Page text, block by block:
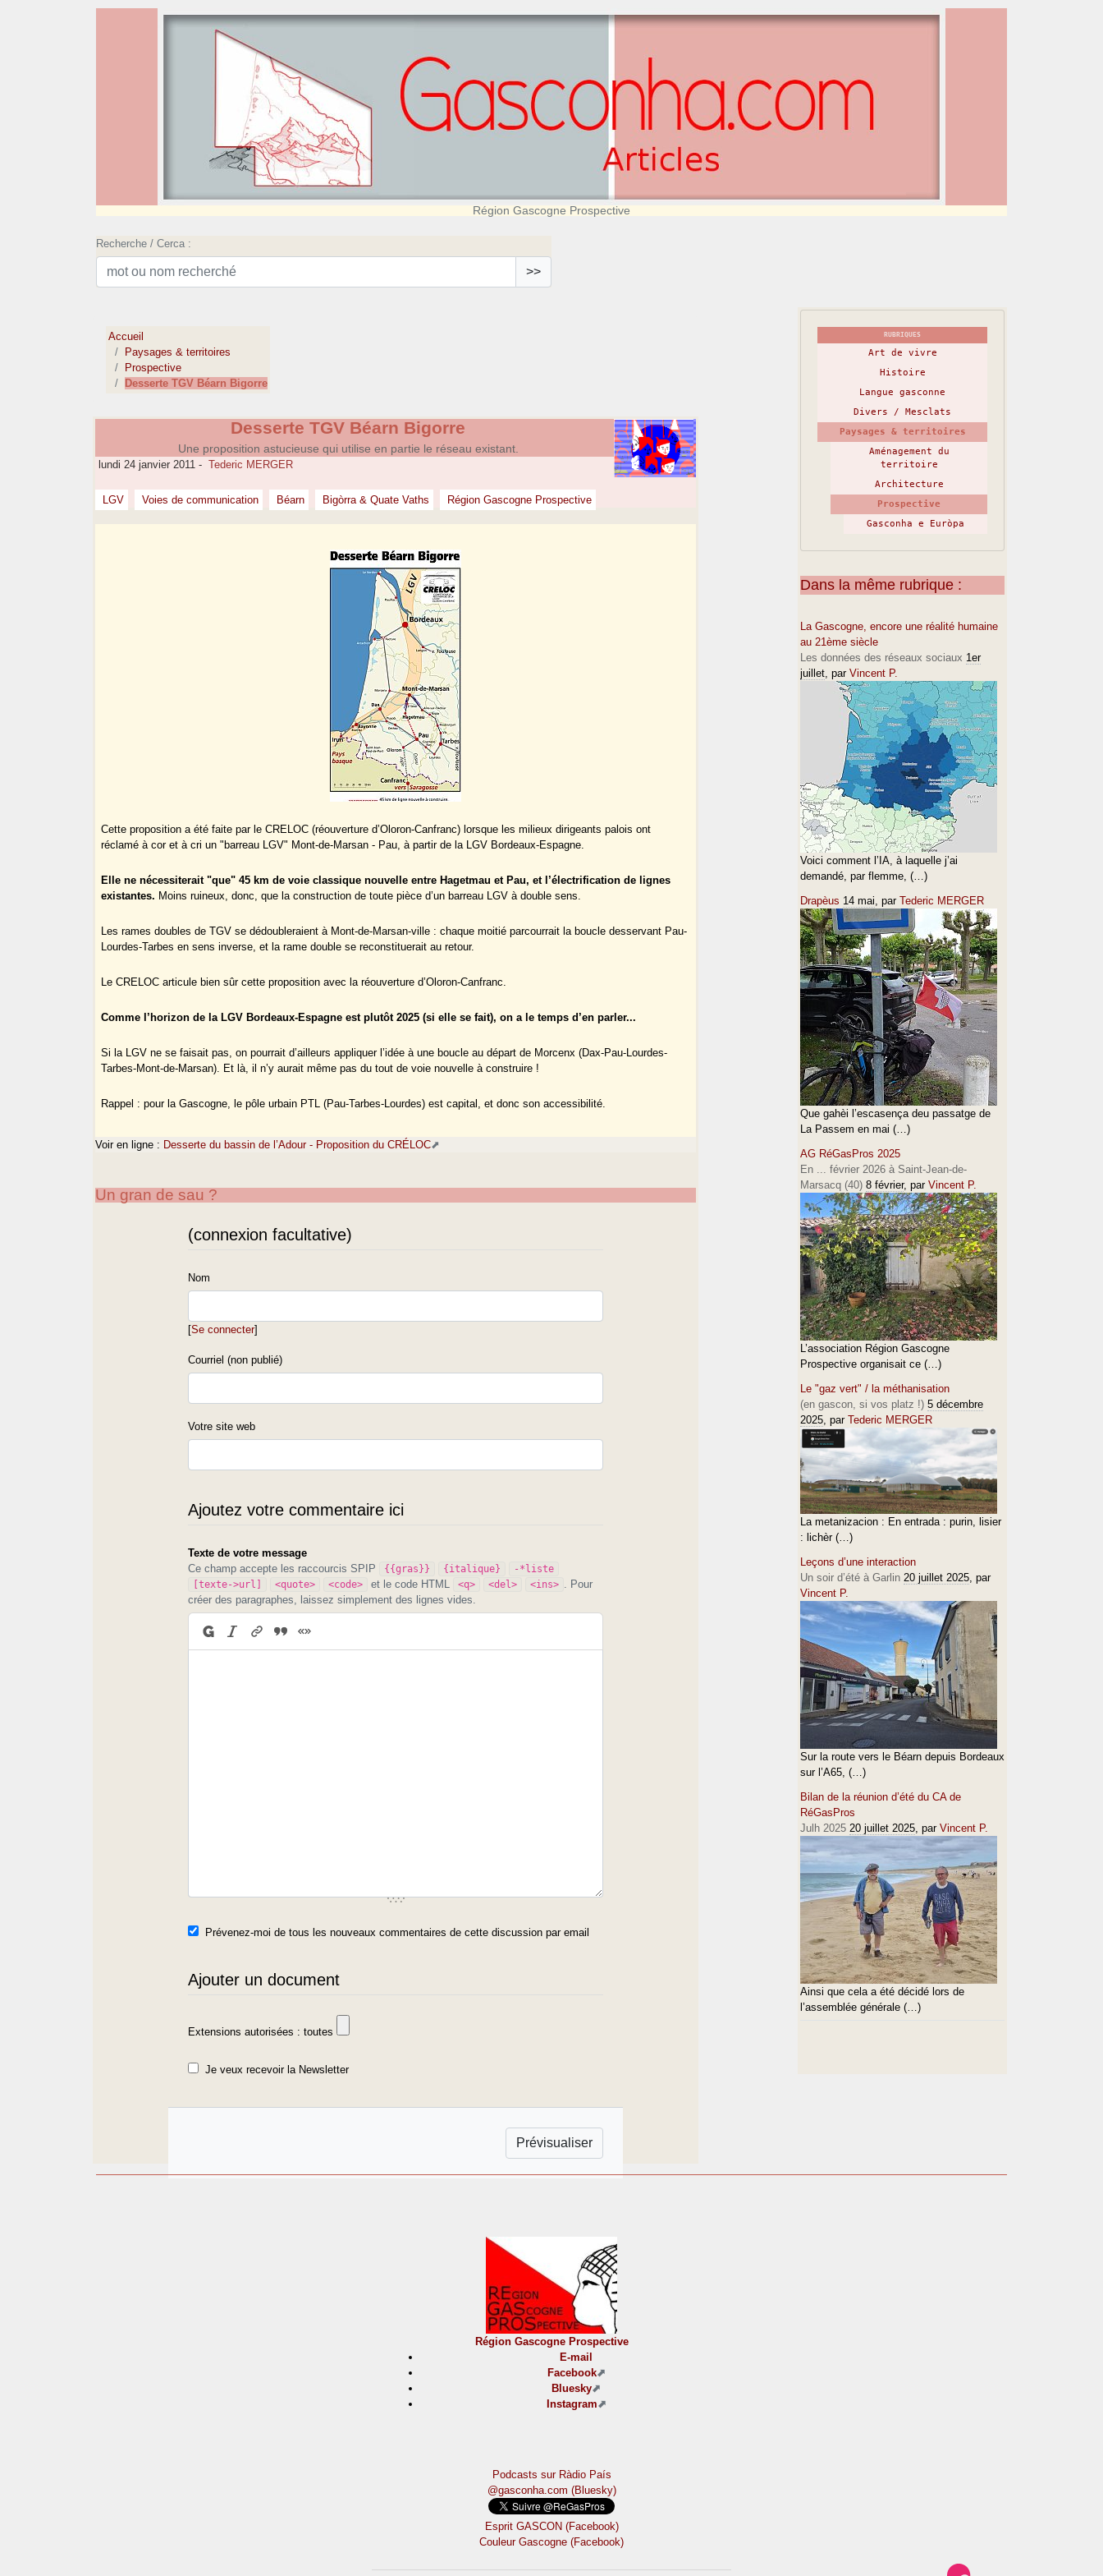
Région Gascogne Prospective
Recherche / Cerca :
>>
Accueil
Paysages & territoires
Prospective
Desserte TGV Béarn Bigorre
Desserte TGV Béarn Bigorre
Une proposition astucieuse qui utilise en partie le réseau existant.
lundi 24 janvier 2011 - Tederic MERGER
LGV Voies de communication Béarn Bigòrra & Quate Vaths Région Gascogne Prospective
Cette proposition a été faite par le CRELOC (réouverture d’Oloron-Canfranc) lorsque les milieux dirigeants palois ont
réclamé à cor et à cri un "barreau LGV" Mont-de-Marsan - Pau, à partir de la LGV Bordeaux-Espagne.
Elle ne nécessiterait "que" 45 km de voie classique nouvelle entre Hagetmau et Pau, et l’électrification de lignes
existantes. Moins ruineux, donc, que la construction de toute pièce d’un barreau LGV à double sens.
Les rames doubles de TGV se dédoubleraient à Mont-de-Marsan-ville : chaque moitié parcourrait la boucle desservant Pau-
Lourdes-Tarbes en sens inverse, et la rame double se reconstituerait au retour.
Le CRELOC articule bien sûr cette proposition avec la réouverture d’Oloron-Canfranc.
Comme l’horizon de la LGV Bordeaux-Espagne est plutôt 2025 (si elle se fait), on a le temps d’en parler...
Si la LGV ne se faisait pas, on pourrait d’ailleurs appliquer l’idée à une boucle au départ de Morcenx (Dax-Pau-Lourdes-
Tarbes-Mont-de-Marsan). Et là, il n’y aurait même pas du tout de voie nouvelle à construire !
Rappel : pour la Gascogne, le pôle urbain PTL (Pau-Tarbes-Lourdes) est capital, et donc son accessibilité.
Voir en ligne : Desserte du bassin de l’Adour - Proposition du CRÉLOC
Un gran de sau ?
(connexion facultative)
Nom
[Se connecter]
Courriel (non publié)
Votre site web
Ajoutez votre commentaire ici
Texte de votre message
Ce champ accepte les raccourcis SPIP
{{gras}} {italique}
-*liste
[texte->url]
<quote> <code> et le code HTML <q> <del> <ins>
. Pour
créer des paragraphes, laissez simplement des lignes vides.
Prévenez-moi de tous les nouveaux commentaires de cette discussion par email
Ajouter un document
Extensions autorisées : toutes
Je veux recevoir la Newsletter
RUBRIQUES
Art de vivre
Histoire
Langue gasconne
Divers / Mesclats
Paysages & territoires
Aménagement du
territoire
Architecture
Prospective
Gasconha e Euròpa
Dans la même rubrique :
La Gascogne, encore une réalité humaine
au 21ème siècle
Les données des réseaux sociaux 1er
juillet, par Vincent P.
Voici comment l’IA, à laquelle j’ai
demandé, par flemme, (…)
Drapèus 14 mai, par Tederic MERGER
Que gahèi l’escasença deu passatge de
La Passem en mai (…)
AG RéGasPros 2025
En ... février 2026 à Saint-Jean-de-
Marsacq (40) 8 février, par Vincent P.
L’association Région Gascogne
Prospective organisait ce (…)
Le "gaz vert" / la méthanisation
(en gascon, si vos platz !) 5 décembre
2025, par Tederic MERGER
La metanizacion : En entrada : purin, lisier
: lichèr (…)
Leçons d’une interaction
Un soir d’été à Garlin 20 juillet 2025, par
Vincent P.
Sur la route vers le Béarn depuis Bordeaux
sur l’A65, (…)
Bilan de la réunion d’été du CA de
RéGasPros
Julh 2025 20 juillet 2025, par Vincent P.
Ainsi que cela a été décidé lors de
l’assemblée générale (…)
Région Gascogne Prospective
E-mail
Facebook
Bluesky
Instagram
Podcasts sur Ràdio País
@gasconha.com (Bluesky)
Esprit GASCON (Facebook)
Couleur Gascogne (Facebook)